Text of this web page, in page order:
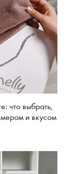
что выбрать,
и вкусом